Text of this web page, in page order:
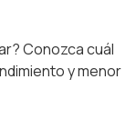
Conozca cuál
y menor